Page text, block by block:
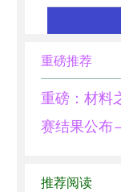
重磅推荐
重磅：材料
赛结果公布
推荐阅读